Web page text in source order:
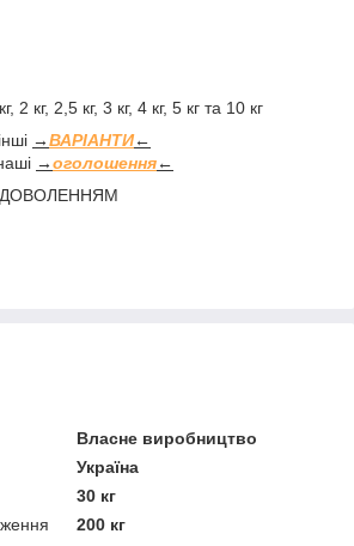
2 кг, 2,5 кг, 3 кг, 4 кг, 5 кг та 10 кг
→ВАРІАНТИ←
→оголошення←
Власне виробництво
Україна
30 кг
200 кг